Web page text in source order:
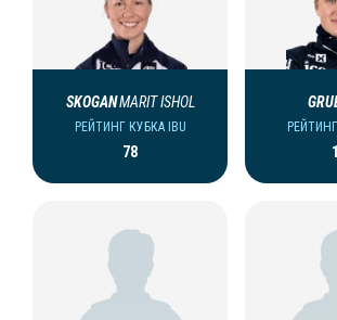
SKOGANMARIT ISHOL
РЕЙТИНГ КУБКА IBU
78